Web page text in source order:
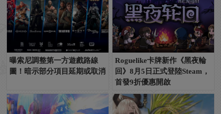
曝索尼調整第一方遊戲路線
圖！暗示部分項目延期或取消
Roguelike卡牌新作《黑夜輪
回》8月5日正式登陸Steam，
首發9折優惠開啟